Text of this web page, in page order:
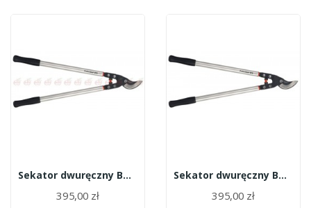
Sekator dwuręczny BAHCO P160-SL-75
395,00 zł
Sekator dwuręczny BAHCO P160-SL-60
395,00 zł